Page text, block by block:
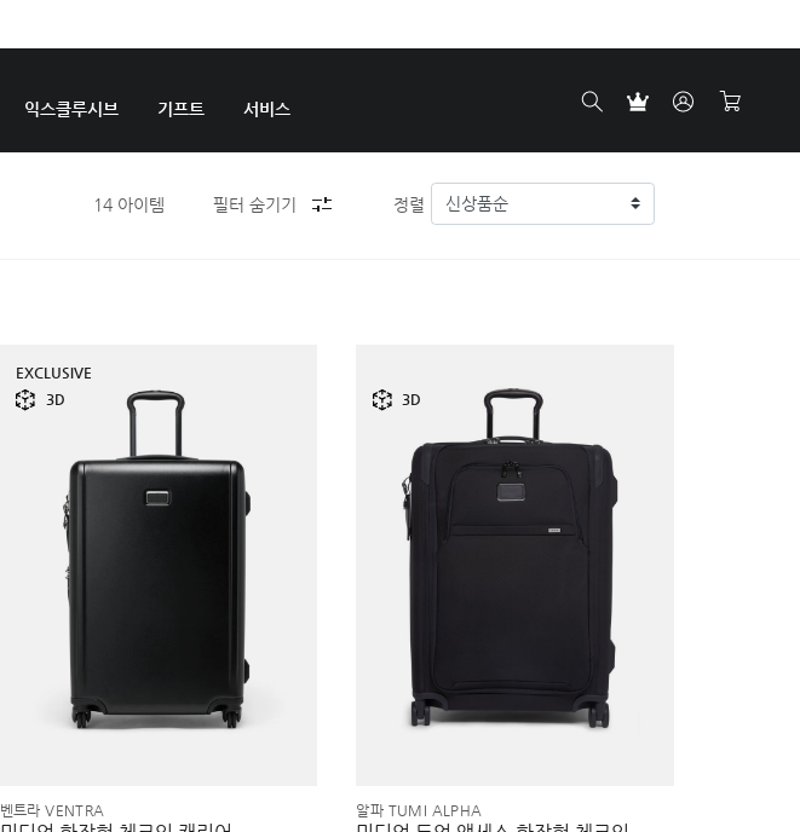
익스클루시브 기프트 서비스
14아이템 필터 숨기기 정렬
EXCLUSIVE
3D
벤트라 VENTRA
3D
알파 TUMI ALPHA